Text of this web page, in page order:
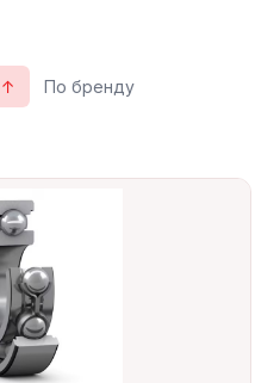
↑ По бренду